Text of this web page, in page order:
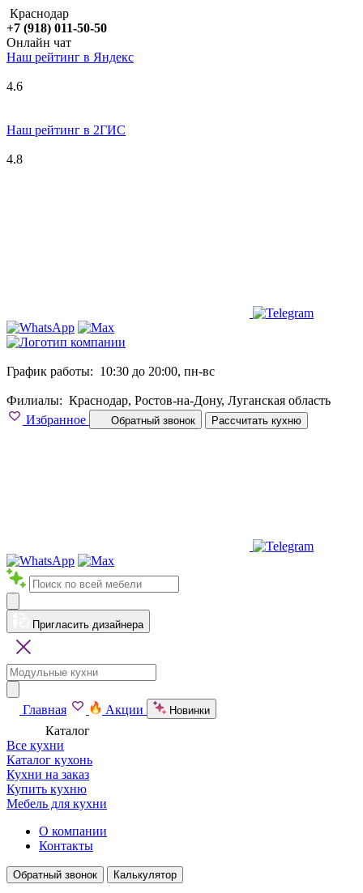
Краснодар
+7 (918) 011-50-50
Онлайн чат
Наш рейтинг в Яндекс
4.6
Наш рейтинг в 2ГИС
4.8
График работы: 10:30 до 20:00, пн-вс
Филиалы: Краснодар, Ростов-на-Дону, Луганская область
Избранное
Обратный звонок Рассчитать кухню
Пригласить дизайнера
Главная Акции Новинки
Каталог
Все кухни
Каталог кухонь
Кухни на заказ
Купить кухню
Мебель для кухни
О компании
Контакты
Обратный звонок Калькулятор